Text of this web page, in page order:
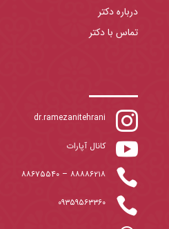
درباره دکتر
تماس با دکتر

dr.ramezanitehrani
 کانال آپارات
 ۸۸۸۸۶۲۱۸– ۸۸۶۷۵۵۴۰
 ۰۹۳۵۹۵۶۳۳۶۰